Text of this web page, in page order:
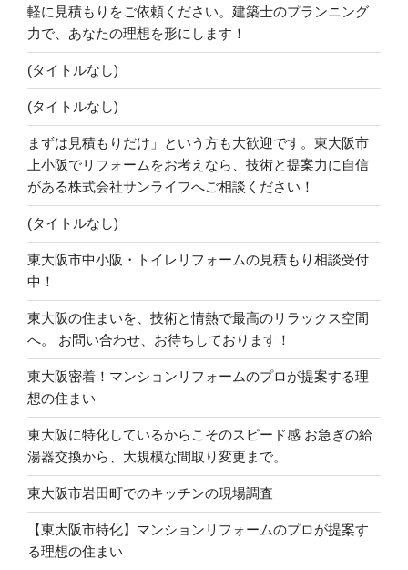
軽に見積もりをご依頼ください。建築士のプランニング
力で、あなたの理想を形にします！
(タイトルなし)
(タイトルなし)
まずは見積もりだけ」という方も大歓迎です。東大阪市
上小阪でリフォームをお考えなら、技術と提案力に自信
がある株式会社サンライフへご相談ください！
(タイトルなし)
東大阪市中小阪・トイレリフォームの見積もり相談受付
中！
東大阪の住まいを、技術と情熱で最高のリラックス空間
へ。 お問い合わせ、お待ちしております！
東大阪密着！マンションリフォームのプロが提案する理
想の住まい
東大阪に特化しているからこそのスピード感 お急ぎの給
湯器交換から、大規模な間取り変更まで。
東大阪市岩田町でのキッチンの現場調査
【東大阪市特化】マンションリフォームのプロが提案す
る理想の住まい